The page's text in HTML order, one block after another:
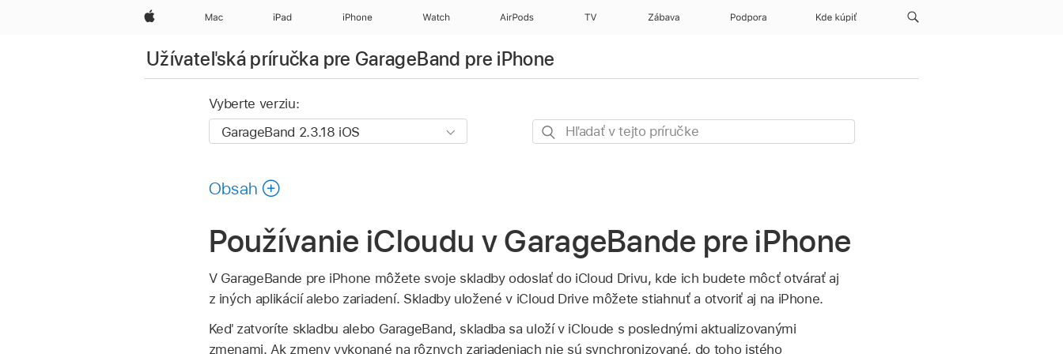
Apple Mac iPad iPhone Watch AirPods TV Zábava Podpora Kde kúpiť
Užívateľská príručka pre GarageBand pre iPhone
Vyberte verziu:
Hľadať
Obsah
Používanie iCloudu v GarageBande pre iPhone
V GarageBande pre iPhone môžete svoje skladby odoslať do iCloud Drivu, kde ich budete môcť otvárať aj
z iných aplikácií alebo zariadení. Skladby uložené v iCloud Drive môžete stiahnuť a otvoriť aj na iPhone.
Keď zatvoríte skladbu alebo GarageBand, skladba sa uloží v iCloude s poslednými aktualizovanými
zmenami. Ak zmeny vykonané na rôznych zariadeniach nie sú synchronizované, do toho istého